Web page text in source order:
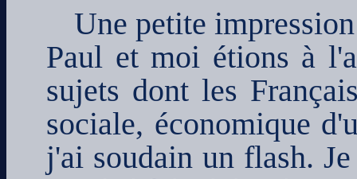
Une petite
Paul et moi étions à
sujets dont les
sociale, économique
j'ai soudain un flash.